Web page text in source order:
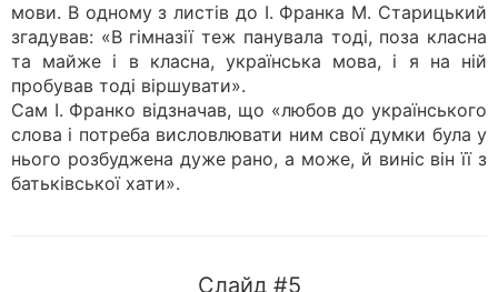
мови. В одному з листів до І. Франка М. Старицький
згадував: «В гімназії теж панувала тоді, поза класна
та майже і в класна, українська мова, і я на ній
пробував тоді віршувати».
Сам І. Франко відзначав, що «любов до українського
слова і потреба висловлювати ним свої думки була у
нього розбуджена дуже рано, а може, й виніс він її з
батьківської хати».
Слайд #5